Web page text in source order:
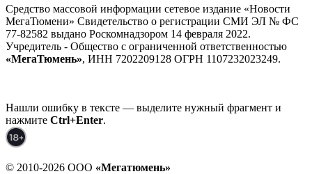
Средство массовой информации сетевое издание «Новости
МегаТюмени» Свидетельство о регистрации СМИ ЭЛ № ФС
77-82582 выдано Роскомнадзором 14 февраля 2022.
Учредитель - Общество с ограниченной ответственностью
«МегаТюмень», ИНН 7202209128 ОГРН 1107232023249.
Нашли ошибку в тексте — выделите нужный фрагмент и
нажмите Ctrl+Enter.
© 2010-2026 ООО «Мегатюмень»